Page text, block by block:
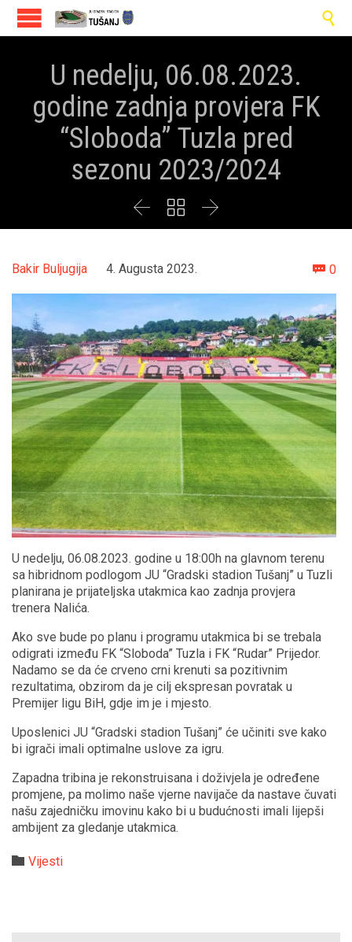

U nedelju, 06.08.2023.
godine zadnja provjera FK
“Sloboda” Tuzla pred
sezonu 2023/2024
  
Bakir Buljugija 4. Augusta 2023.  0
U nedelju, 06.08.2023. godine u 18:00h na glavnom terenu
sa hibridnom podlogom JU “Gradski stadion Tušanj” u Tuzli
planirana je prijateljska utakmica kao zadnja provjera
trenera Nalića.
Ako sve bude po planu i programu utakmica bi se trebala
odigrati između FK “Sloboda” Tuzla i FK “Rudar” Prijedor.
Nadamo se da će crveno crni krenuti sa pozitivnim
rezultatima, obzirom da je cilj ekspresan povratak u
Premijer ligu BiH, gdje im je i mjesto.
Uposlenici JU “Gradski stadion Tušanj” će učiniti sve kako
bi igrači imali optimalne uslove za igru.
Zapadna tribina je rekonstruisana i doživjela je određene
promjene, pa molimo naše vjerne navijače da nastave čuvati
našu zajedničku imovinu kako bi u budućnosti imali lijepši
ambijent za gledanje utakmica.
 Category
Vijesti